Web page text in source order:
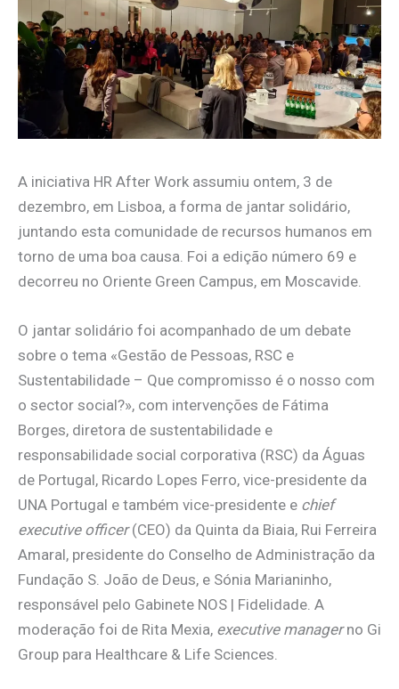
A iniciativa HR After Work assumiu ontem, 3 de
dezembro, em Lisboa, a forma de jantar solidário,
juntando esta comunidade de recursos humanos em
torno de uma boa causa. Foi a edição número 69 e
decorreu no Oriente Green Campus, em Moscavide.
O jantar solidário foi acompanhado de um debate
sobre o tema «Gestão de Pessoas, RSC e
Sustentabilidade – Que compromisso é o nosso com
o sector social?», com intervenções de Fátima
Borges, diretora de sustentabilidade e
responsabilidade social corporativa (RSC) da Águas
de Portugal, Ricardo Lopes Ferro, vice-presidente da
UNA Portugal e também vice-presidente e chief
executive officer(CEO) da Quinta da Biaia, Rui Ferreira
Amaral, presidente do Conselho de Administração da
Fundação S. João de Deus, e Sónia Marianinho,
responsável pelo Gabinete NOS | Fidelidade. A
moderação foi de Rita Mexia, executive managerno Gi
Group para Healthcare & Life Sciences.